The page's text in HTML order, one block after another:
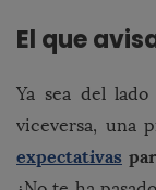
El que
Ya sea del
viceversa, una
expectativas